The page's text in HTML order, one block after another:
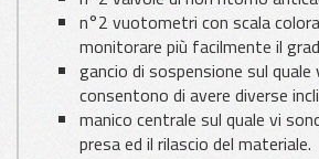
n°2 vuotometri con scala
monitorare più facilmente il
gancio di sospensione sul
consentono di avere diverse
manico centrale sul quale vi
presa ed il rilascio del materiale.